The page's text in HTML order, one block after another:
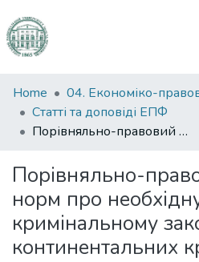
Communities
&
Collections
Statistics
Home
Статті та доповіді ЕПФ
Порівняльно-правовий аналіз норм про необхідну оборону в кримінальному законодавстві континентальних країн
Порівняльно-
норм про
кримінальному
континентальних